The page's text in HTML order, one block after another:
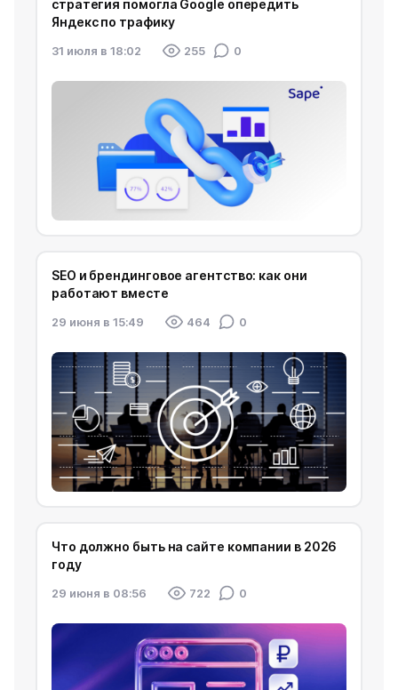
стратегия помогла Google опередить
Яндекс по трафику
31 июля в 18:02 255 0
SEO и брендинговое агентство: как они
работают вместе
29 июня в 15:49 464 0
Что должно быть на сайте компании в 2026
году
29 июня в 08:56 722 0